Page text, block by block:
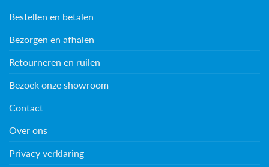
Bestellen en betalen
Bezorgen en afhalen
Retourneren en ruilen
Bezoek onze showroom
Contact
Over ons
Privacy verklaring